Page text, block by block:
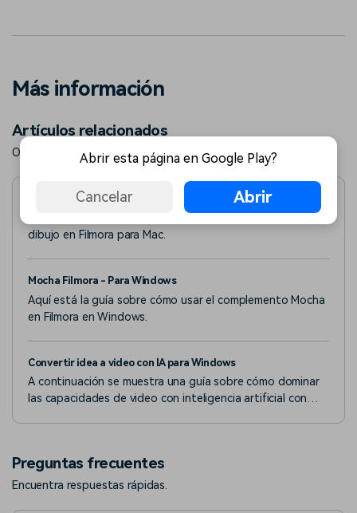
Más información
Artículos relacionados
Obtén más artículos populares de Wondershare.
Herramientas de dibujo para Mac
dibujo en Filmora para Mac.
Mocha Filmora - Para Windows
Aquí está la guía sobre cómo usar el complemento Mocha
en Filmora en Windows.
Convertir idea a video con IA para Windows
A continuación se muestra una guía sobre cómo dominar
las capacidades de video con inteligencia artificial con
Preguntas frecuentes
Encuentra respuestas rápidas.
Abrir esta página en Google Play?
Cancelar Abrir